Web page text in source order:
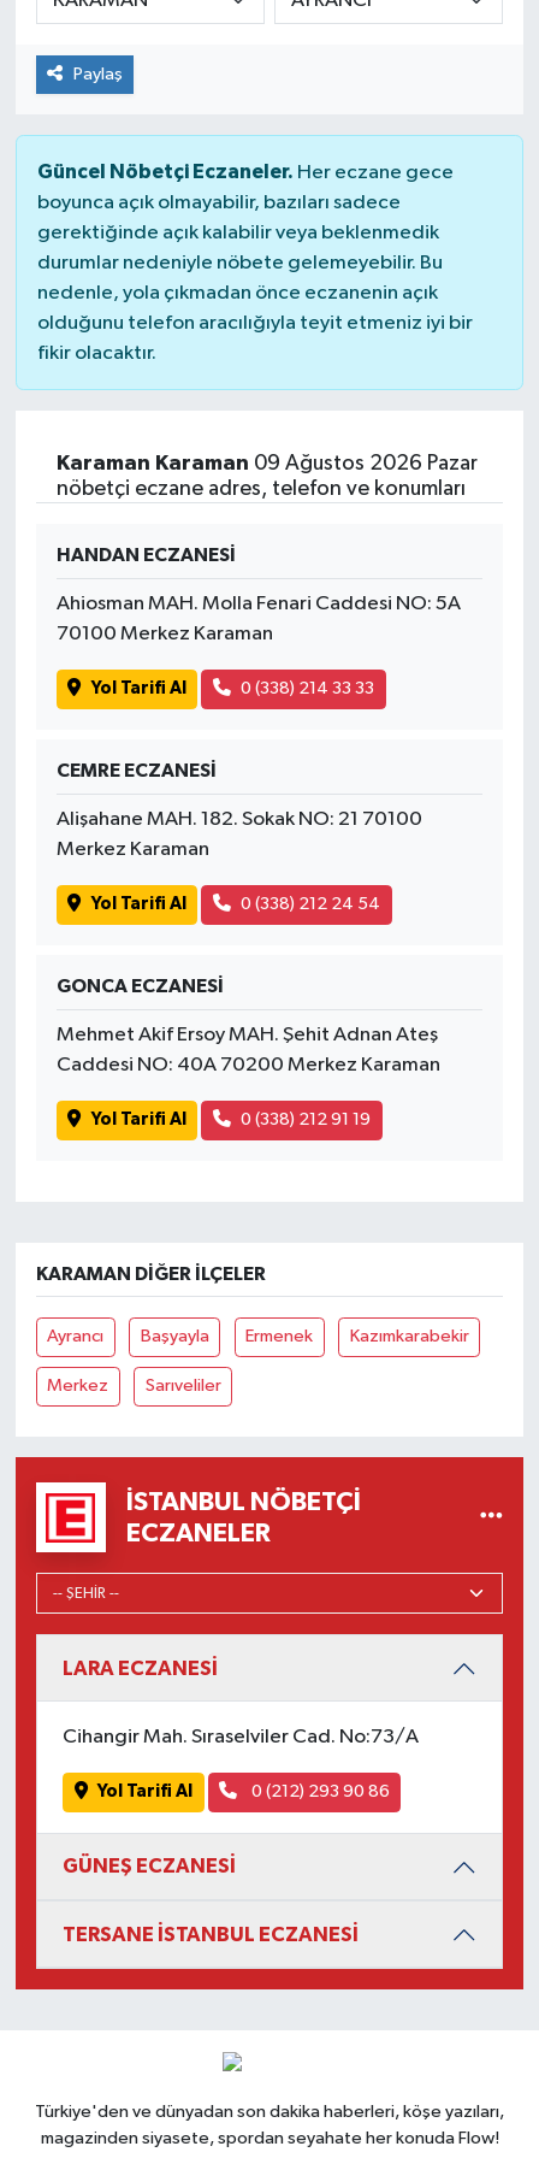
Paylaş
Güncel Nöbetçi Eczaneler. Her eczane gece
boyunca açık olmayabilir, bazıları sadece
gerektiğinde açık kalabilir veya beklenmedik
durumlar nedeniyle nöbete gelemeyebilir. Bu
nedenle, yola çıkmadan önce eczanenin açık
olduğunu telefon aracılığıyla teyit etmeniz iyi bir
fikir olacaktır.
Karaman Karaman 09 Ağustos 2026 Pazar
nöbetçi eczane adres, telefon ve konumları
HANDAN ECZANESİ
Ahiosman MAH. Molla Fenari Caddesi NO: 5A
70100 Merkez Karaman
Yol Tarifi Al 0 (338) 214 33 33
CEMRE ECZANESİ
Alişahane MAH. 182. Sokak NO: 21 70100
Merkez Karaman
Yol Tarifi Al 0 (338) 212 24 54
GONCA ECZANESİ
Mehmet Akif Ersoy MAH. Şehit Adnan Ateş
Caddesi NO: 40A 70200 Merkez Karaman
Yol Tarifi Al 0 (338) 212 91 19
KARAMAN DIĞER İLÇELER
Ayrancı Başyayla Ermenek Kazımkarabekir
Merkez Sarıveliler
İSTANBUL NÖBETÇI
ECZANELER
LARA ECZANESİ
Cihangir Mah. Sıraselviler Cad. No:73/A
Yol Tarifi Al 0 (212) 293 90 86
GÜNEŞ ECZANESİ
TERSANE İSTANBUL ECZANESİ
Türkiye'den ve dünyadan son dakika haberleri, köşe yazıları,
magazinden siyasete, spordan seyahate her konuda Flow!